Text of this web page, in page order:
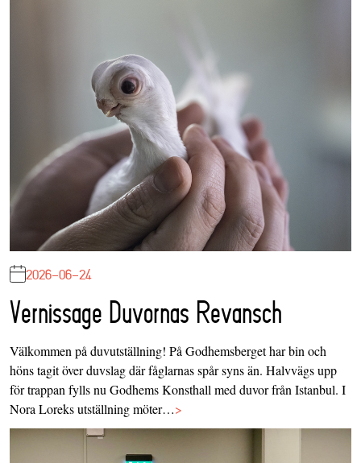
2026-06-24
Vernissage Duvornas Revansch
Välkommen på duvutställning! På Godhemsberget har bin och
höns tagit över duvslag där fåglarnas spår syns än. Halvvägs upp
för trappan fylls nu Godhems Konsthall med duvor från Istanbul. I
Nora Loreks utställning möter…>